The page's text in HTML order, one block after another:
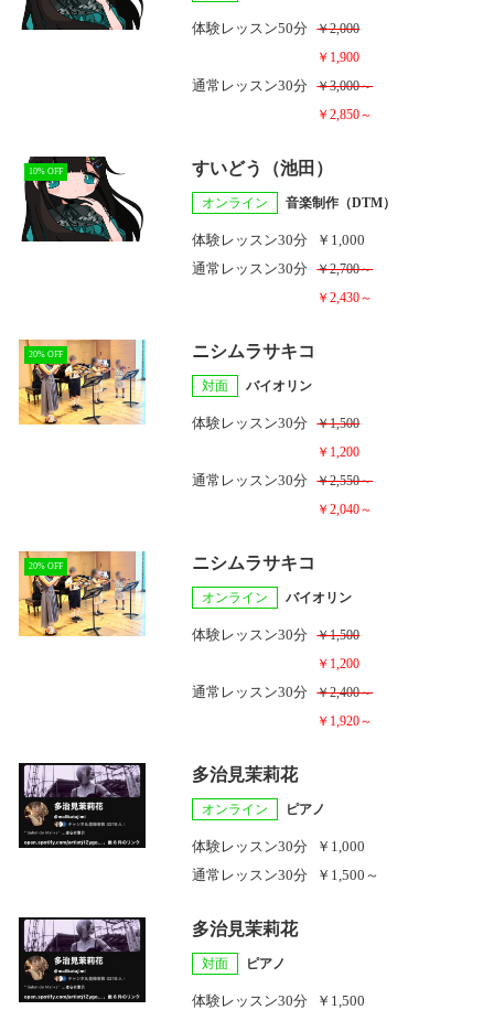
体験レッスン50分
￥2,000
￥1,900
通常レッスン30分
￥3,000～
￥2,850～
10% OFF すいどう（池田）
オンライン 音楽制作（DTM）
体験レッスン30分
￥1,000
通常レッスン30分
￥2,700～
￥2,430～
20% OFF ニシムラサキコ
対面 バイオリン
体験レッスン30分
￥1,500
￥1,200
通常レッスン30分
￥2,550～
￥2,040～
20% OFF ニシムラサキコ
オンライン バイオリン
体験レッスン30分
￥1,500
￥1,200
通常レッスン30分
￥2,400～
￥1,920～
多治見茉莉花
オンライン ピアノ
体験レッスン30分
￥1,000
通常レッスン30分 ￥1,500～
多治見茉莉花
対面 ピアノ
体験レッスン30分
￥1,500